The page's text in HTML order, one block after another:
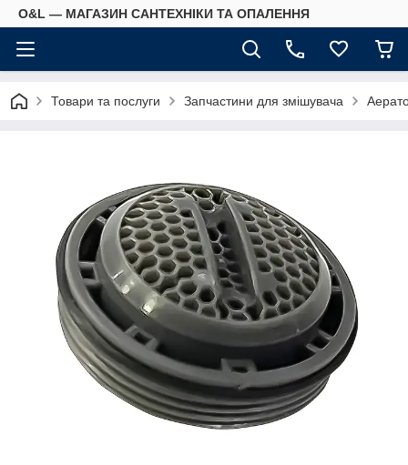
O&L — МАГАЗИН САНТЕХНІКИ ТА ОПАЛЕННЯ
Товари та послуги Запчастини для змішувача